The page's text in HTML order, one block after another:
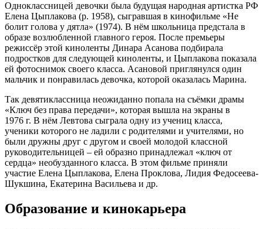
Одноклассницей девочки была будущая народная артистка РФ
Елена Цыплакова (р. 1958), сыгравшая в кинофильме «Не
болит голова у дятла» (1974). В нём школьница предстала в
образе возлюбленной главного героя. После премьеры
режиссёр этой киноленты Динара Асанова подбирала
подростков для следующей киноленты, и Цыплакова показала
ей фотоснимок своего класса. Асановой приглянулся один
мальчик и понравилась девочка, которой оказалась Марина.
Так девятиклассница неожиданно попала на съёмки драмы
«Ключ без права передачи», которая вышла на экраны в
1976 г. В нём Левтова сыграла одну из учениц класса,
ученики которого не ладили с родителями и учителями, но
были дружны друг с другом и своей молодой классной
руководительницей – ей образно принадлежал «ключ от
сердца» необузданного класса. В этом фильме приняли
участие Елена Цыплакова, Елена Проклова, Лидия Федосеева-
Шукшина, Екатерина Васильева и др.
Образование и кинокарьера